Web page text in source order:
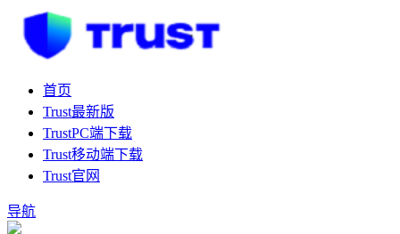
首页
Trust最新版
TrustPC端下载
Trust移动端下载
Trust官网
导航